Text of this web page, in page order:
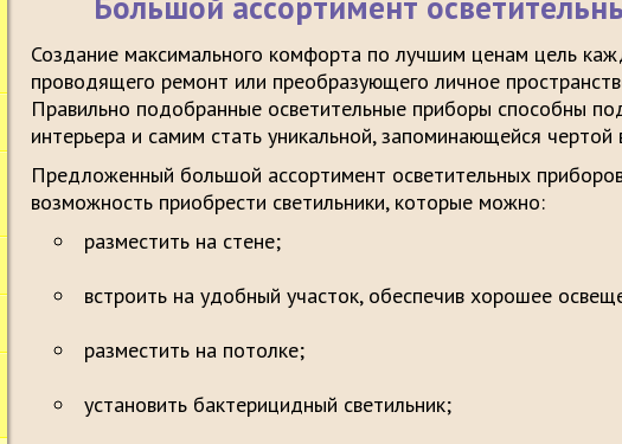
Создание максимального комфорта по лучшим ценам цель
проводящего ремонт или преобразующего личное
Правильно подобранные осветительные приборы способны
интерьера и самим стать уникальной, запоминающейся
Предложенный большой ассортимент осветительных
возможность приобрести светильники, которые можно:
разместить на
встроить на удобный участок, обеспечив
разместить на
установить бактерицидный